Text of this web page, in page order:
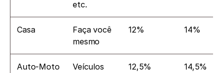
etc.
Casa
Faça você
mesmo
12% 14%
Auto-Moto
Veículos
12,5% 14,5%